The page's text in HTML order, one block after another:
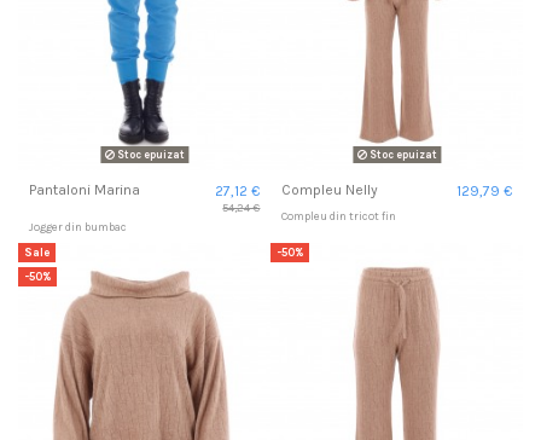
Stoc epuizat
Pantaloni Marina 27,12 €
54,24 €
Jogger din bumbac
Stoc epuizat
Compleu Nelly 129,79 €
Compleu din tricot fin
Sale
-50%
-50%